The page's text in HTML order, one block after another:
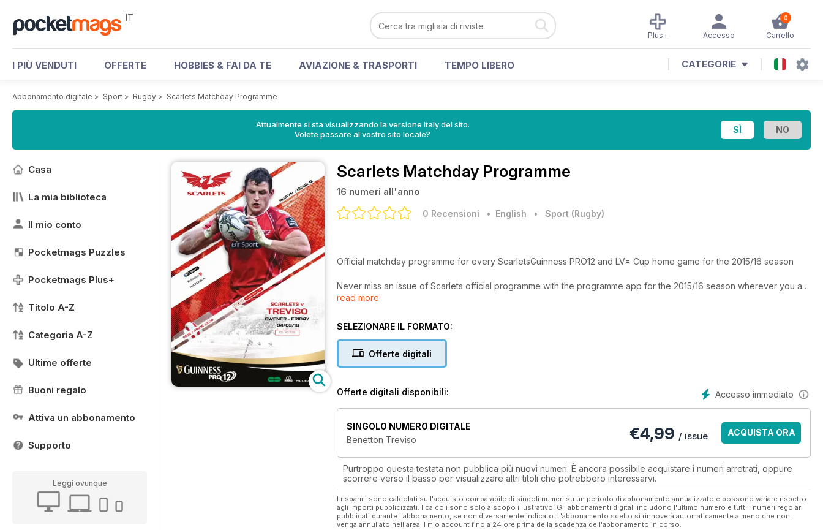
IT 0
Carrello
Accesso
Plus+
I PIÙ VENDUTI OFFERTE HOBBIES & FAI DA TE AVIAZIONE & TRASPORTI TEMPO LIBERO CATEGORIE
Abbonamento digitale > Sport > Rugby > Scarlets Matchday Programme
Attualmente si sta visualizzando la versione Italy del sito.
Volete passare al vostro sito locale?
Casa
La mia biblioteca
Il mio conto
Pocketmags Puzzles
Pocketmags Plus+
Titolo A-Z
Categoria A-Z
Ultime offerte
Buoni regalo
Attiva un abbonamento
Supporto
Leggi ovunque
Scarlets Matchday Programme
16 numeri all'anno
0 Recensioni • English • Sport (Rugby)
Official matchday programme for every ScarletsGuinness PRO12 and LV= Cup home game for the 2015/16 season
Never miss an issue of Scarlets official programme with the programme app for the 2015/16 season wherever you are
in the world. You can make a season long subscription which includes all PRO12 games, ERCC games or make a one-
read more
SELEZIONARE IL FORMATO:
Offerte digitali
Accesso immediato
Offerte digitali disponibili:
SINGOLO NUMERO DIGITALE
Benetton Treviso
€4,99 / issue ACQUISTA ORA
Purtroppo questa testata non pubblica più nuovi numeri. È ancora possibile acquistare i numeri arretrati, oppure
scorrere verso il basso per visualizzare altri titoli che potrebbero interessarvi.
I risparmi sono calcolati sull'acquisto comparabile di singoli numeri su un periodo di abbonamento annualizzato e possono variare rispetto
agli importi pubblicizzati. I calcoli sono solo a scopo illustrativo. Gli abbonamenti digitali includono l'ultimo numero e tutti i numeri regolari
pubblicati durante l'abbonamento, se non diversamente indicato. L'abbonamento scelto si rinnoverà automaticamente a meno che non
venga annullato nell'area Il mio account fino a 24 ore prima della scadenza dell'abbonamento in corso.